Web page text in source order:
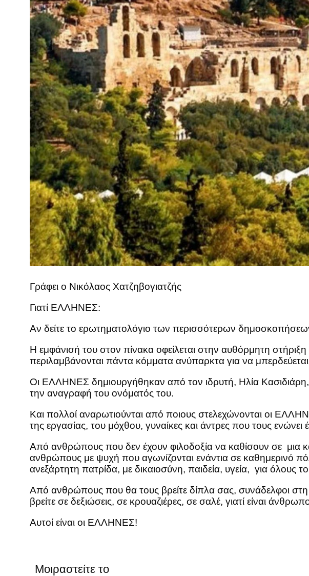
Γράφει ο Νικόλαος Χατζηβογιατζής
Γιατί ΕΛΛΗΝΕΣ:
Αν δείτε το ερωτηματολόγιο των περισσότερων
Η εμφάνισή του στον πίνακα οφείλεται στην αυθόρμητη
περιλαμβάνονται πάντα κόμματα ανύπαρκτα για να
Οι ΕΛΛΗΝΕΣ δημιουργήθηκαν από τον ιδρυτή, Ηλία
την αναγραφή του ονόματός του.
Και πολλοί αναρωτιούνται από ποιους στελεχώνονται οι
της εργασίας, του μόχθου, γυναίκες και άντρες που τους
Από ανθρώπους που δεν έχουν φιλοδοξία να καθίσουν σε μια
ανθρώπους με ψυχή που αγωνίζονται ενάντια σε καθημερινό
ανεξάρτητη πατρίδα, με δικαιοσύνη, παιδεία, υγεία, για
Από ανθρώπους που θα τους βρείτε δίπλα σας, συνάδελφοι
βρείτε σε δεξιώσεις, σε κρουαζιέρες, σε σαλέ, γιατί είναι
Αυτοί είναι οι ΕΛΛΗΝΕΣ!
Μοιραστείτε το